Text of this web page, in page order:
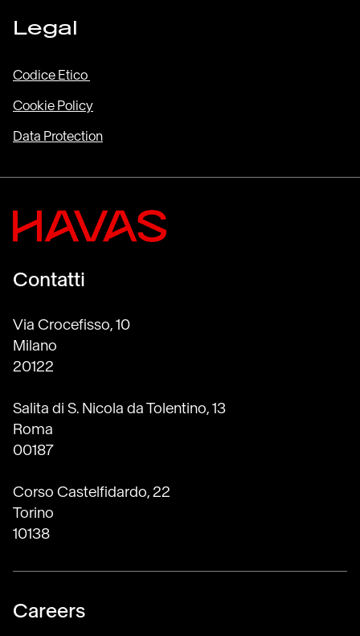
Legal
Codice Etico
Cookie Policy
Data Protection
Contatti
Via Crocefisso, 10
Milano
20122
Salita di S. Nicola da Tolentino, 13
Roma
00187
Corso Castelfidardo, 22
Torino
10138
Careers